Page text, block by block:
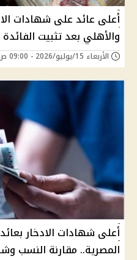
والأهلي بعد تثبيت الفائدة
الأربعاء 15/يوليو/2026 - 09:00 ص
أعلى شهادات الادخار
المصرية.. مقارنة النسب